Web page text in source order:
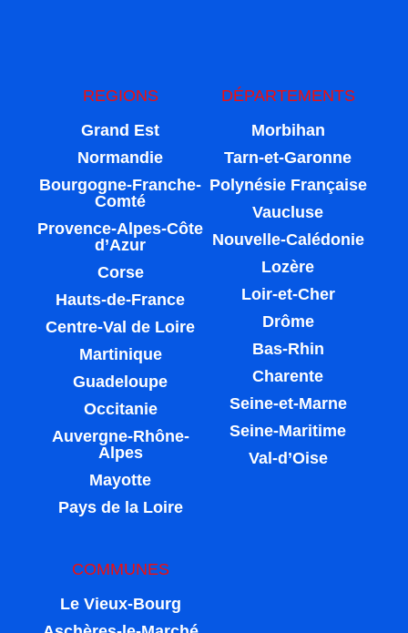
REGIONS
Grand Est
Normandie
Bourgogne-Franche-
Comté
Provence-Alpes-Côte
d’Azur
Corse
Hauts-de-France
Centre-Val de Loire
Martinique
Guadeloupe
Occitanie
Auvergne-Rhône-
Alpes
Mayotte
Pays de la Loire
DÉPARTEMENTS
Morbihan
Tarn-et-Garonne
Polynésie Française
Vaucluse
Nouvelle-Calédonie
Lozère
Loir-et-Cher
Drôme
Bas-Rhin
Charente
Seine-et-Marne
Seine-Maritime
Val-d’Oise
COMMUNES
Le Vieux-Bourg